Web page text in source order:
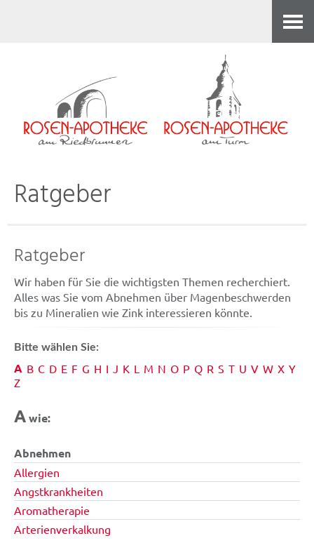
Ratgeber
Ratgeber
Wir haben für Sie die wichtigsten Themen recherchiert.
Alles was Sie vom Abnehmen über Magenbeschwerden
bis zu Mineralien wie Zink interessieren könnte.
Bitte wählen Sie:
A B C D E F G H I J K L M N O P Q R S T U V W X Y
Z
Awie:
Abnehmen
Allergien
Angstkrankheiten
Aromatherapie
Arterienverkalkung